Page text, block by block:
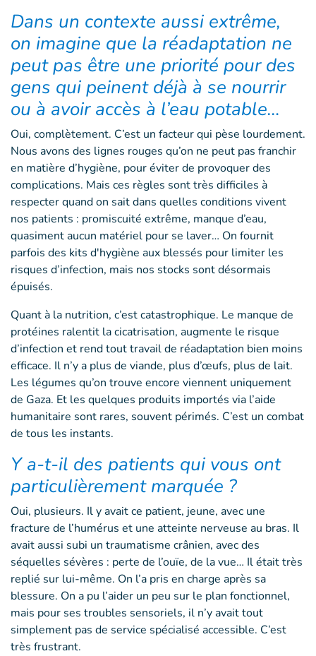
Dans un contexte aussi extrême,
on imagine que la réadaptation ne
peut pas être une priorité pour des
gens qui peinent déjà à se nourrir
ou à avoir accès à l’eau potable…
Oui, complètement. C’est un facteur qui pèse lourdement.
Nous avons des lignes rouges qu’on ne peut pas franchir
en matière d’hygiène, pour éviter de provoquer des
complications. Mais ces règles sont très difficiles à
respecter quand on sait dans quelles conditions vivent
nos patients : promiscuité extrême, manque d’eau,
quasiment aucun matériel pour se laver… On fournit
parfois des kits d'hygiène aux blessés pour limiter les
risques d’infection, mais nos stocks sont désormais
épuisés.
Quant à la nutrition, c’est catastrophique. Le manque de
protéines ralentit la cicatrisation, augmente le risque
d’infection et rend tout travail de réadaptation bien moins
efficace. Il n’y a plus de viande, plus d’œufs, plus de lait.
Les légumes qu’on trouve encore viennent uniquement
de Gaza. Et les quelques produits importés via l’aide
humanitaire sont rares, souvent périmés. C’est un combat
de tous les instants.
Y a-t-il des patients qui vous ont
particulièrement marquée ?
Oui, plusieurs. Il y avait ce patient, jeune, avec une
fracture de l’humérus et une atteinte nerveuse au bras. Il
avait aussi subi un traumatisme crânien, avec des
séquelles sévères : perte de l’ouïe, de la vue… Il était très
replié sur lui-même. On l’a pris en charge après sa
blessure. On a pu l’aider un peu sur le plan fonctionnel,
mais pour ses troubles sensoriels, il n’y avait tout
simplement pas de service spécialisé accessible. C’est
très frustrant.